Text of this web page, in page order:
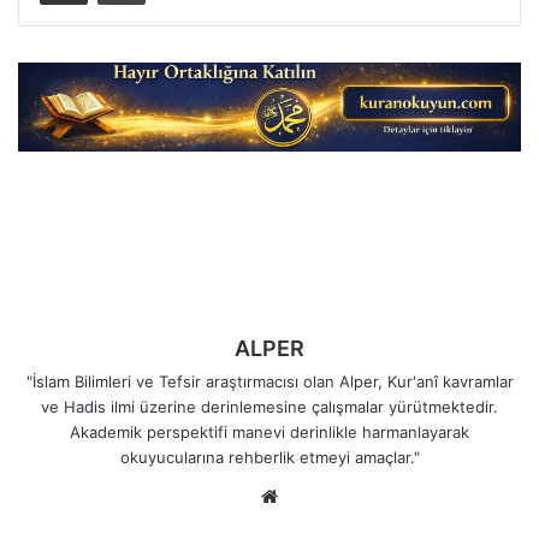
ALPER
"İslam Bilimleri ve Tefsir araştırmacısı olan Alper, Kur'anî kavramlar
ve Hadis ilmi üzerine derinlemesine çalışmalar yürütmektedir.
Akademik perspektifi manevi derinlikle harmanlayarak
okuyucularına rehberlik etmeyi amaçlar."